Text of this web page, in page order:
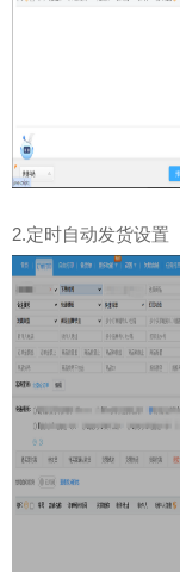
2.定时自动发货设置